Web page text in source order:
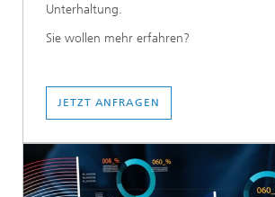
Unterhaltung.
Sie wollen mehr erfahren?
JETZT ANFRAGEN